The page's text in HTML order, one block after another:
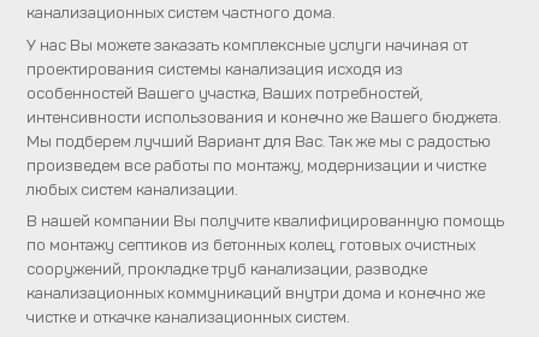
канализационных систем частного дома.
У нас Вы можете заказать комплексные услуги начиная от
проектирования системы канализация исходя из
особенностей Вашего участка, Ваших потребностей,
интенсивности использования и конечно же Вашего бюджета.
Мы подберем лучший Вариант для Вас. Так же мы с радостью
произведем все работы по монтажу, модернизации и чистке
любых систем канализации.
В нашей компании Вы получите квалифицированную помощь
по монтажу септиков из бетонных колец, готовых очистных
сооружений, прокладке труб канализации, разводке
канализационных коммуникаций внутри дома и конечно же
чистке и откачке канализационных систем.